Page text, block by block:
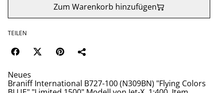
Zum Warenkorb hinzufügen
TEILEN
Neues
Braniff International B727-100 (N309BN) "Flying Colors